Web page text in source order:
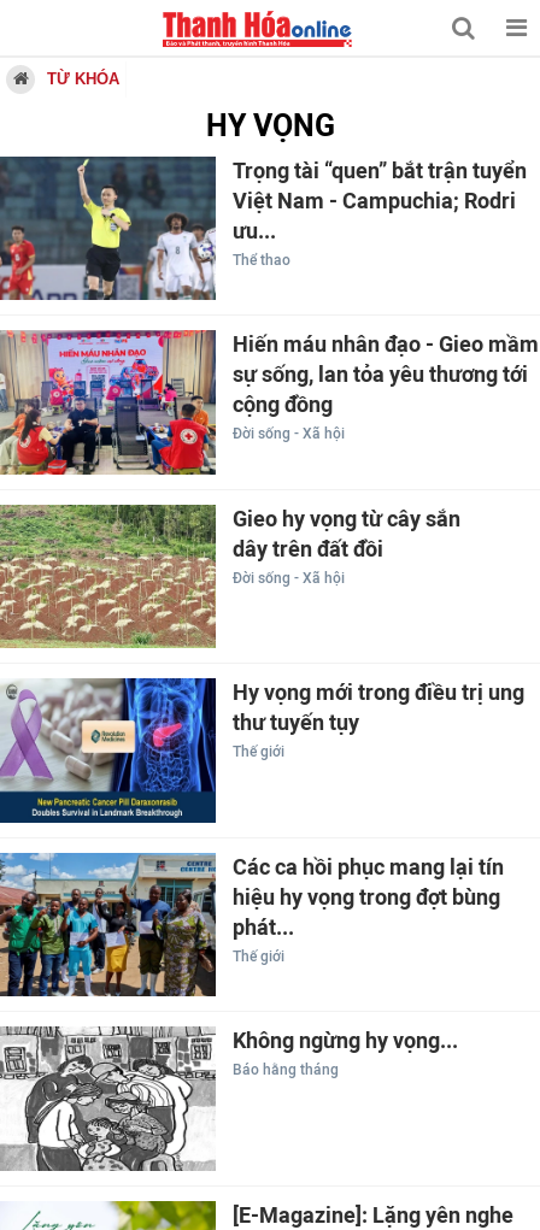
TỪ KHÓA
HY VỌNG
Trọng tài “quen” bắt trận tuyển
Việt Nam - Campuchia; Rodri
ưu...
Thể thao
Hiến máu nhân đạo - Gieo mầm
sự sống, lan tỏa yêu thương tới
cộng đồng
Đời sống - Xã hội
Gieo hy vọng từ cây sắn
dây trên đất đồi
Đời sống - Xã hội
Hy vọng mới trong điều trị ung
thư tuyến tụy
Thế giới
Các ca hồi phục mang lại tín
hiệu hy vọng trong đợt bùng
phát...
Thế giới
Không ngừng hy vọng...
Báo hằng tháng
[E-Magazine]: Lặng yên nghe